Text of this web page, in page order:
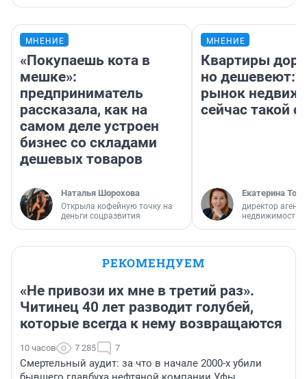
МНЕНИЕ
«Покупаешь кота в
мешке»:
предприниматель
рассказала, как на
самом деле устроен
бизнес со складами
дешевых товаров
Наталья Шорохова
Открыла кофейную точку на
деньги соцразвития
МНЕНИЕ
Квартиры
но дешевеют:
рынок
сейчас такой
Екатерина
директор
недвижимости
РЕКОМЕНДУЕМ
«Не привози их мне в третий раз».
Читинец 40 лет разводит голубей,
которые всегда к нему возвращаются
10 часов 7 285 7
Смертельный аудит: за что в начале 2000-х убили